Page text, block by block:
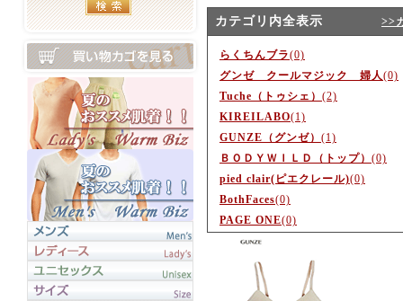
カテゴリ内全表示 >>
らくちんブラ(0)
グンゼ クールマジック 婦人 (0)
Tuche（トゥシェ） (2)
KIREILABO(1)
GUNZE（グンゼ） (1)
ＢＯＤＹＷＩＬＤ（トップ） (0)
pied clair(ピエクレール)(0)
BothFaces(0)
PAGE ONE(0)